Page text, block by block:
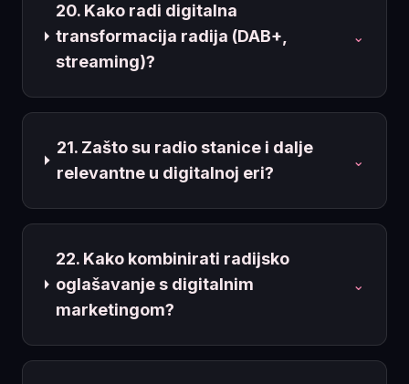
20. Kako radi digitalna
transformacija radija (DAB+,
streaming)?
⌄
21. Zašto su radio stanice i dalje
relevantne u digitalnoj eri?
⌄
22. Kako kombinirati radijsko
oglašavanje s digitalnim
marketingom?
⌄